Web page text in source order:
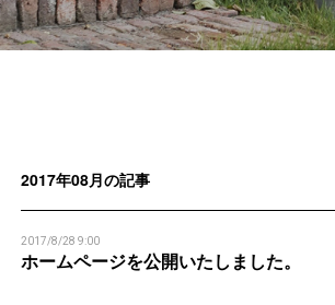
2017年08月の記事
2017/8/28 9:00
ホームページを公開いたしました。